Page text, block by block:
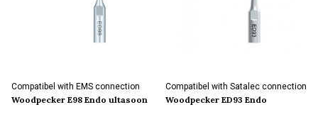
Compatibel with EMS connection
Woodpecker E98 Endo ultasoon
Compatibel with Satalec connection
Woodpecker ED93 Endo